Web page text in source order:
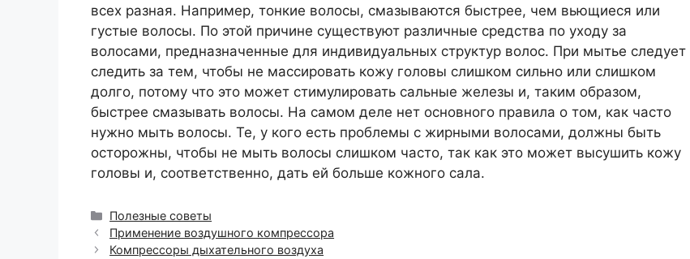
всех разная. Например, тонкие волосы, смазываются быстрее, чем вьющиеся или
густые волосы. По этой причине существуют различные средства по уходу за
волосами, предназначенные для индивидуальных структур волос. При мытье следует
следить за тем, чтобы не массировать кожу головы слишком сильно или слишком
долго, потому что это может стимулировать сальные железы и, таким образом,
быстрее смазывать волосы. На самом деле нет основного правила о том, как часто
нужно мыть волосы. Те, у кого есть проблемы с жирными волосами, должны быть
осторожны, чтобы не мыть волосы слишком часто, так как это может высушить кожу
головы и, соответственно, дать ей больше кожного сала.
Рубрики
Полезные советы
Применение воздушного компрессора
Компрессоры дыхательного воздуха